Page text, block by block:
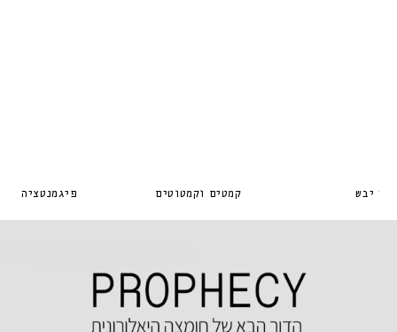
עור יבש קמטים וקמטוטים פיגמנטציה